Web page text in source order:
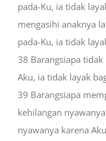
pada-Ku, ia tidak
mengasihi anaknya
pada-Ku, ia tidak
38 Barangsiapa
Aku, ia tidak layak
39 Barangsiapa
kehilangan
nyawanya karena